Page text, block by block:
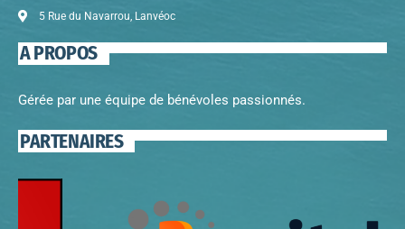
5 Rue du Navarrou, Lanvéoc
A PROPOS
Gérée par une équipe de bénévoles passionnés.
PARTENAIRES